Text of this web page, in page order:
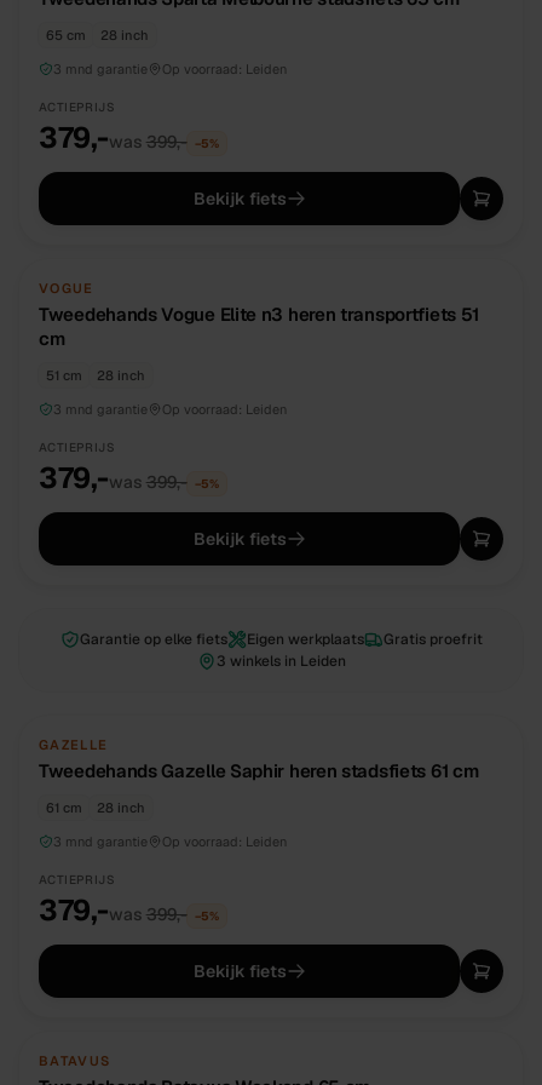
65 cm
28 inch
3 mnd garantie
Op voorraad: Leiden
ACTIEPRIJS
379,-was 399,- −5%
Bekijk fiets
TWEEDEHANDS
VOGUE
Tweedehands Vogue Elite n3 heren transportfiets 51
cm
51 cm
28 inch
3 mnd garantie
Op voorraad: Leiden
ACTIEPRIJS
379,-was 399,- −5%
Bekijk fiets
Garantie op elke fiets Eigen werkplaats
Gratis proefrit
3 winkels in Leiden
TWEEDEHANDS
GAZELLE
Tweedehands Gazelle Saphir heren stadsfiets 61 cm
61 cm
28 inch
3 mnd garantie
Op voorraad: Leiden
ACTIEPRIJS
379,-was 399,- −5%
Bekijk fiets
TWEEDEHANDS
BATAVUS